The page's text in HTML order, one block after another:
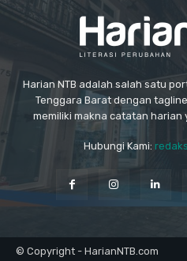
Harian NTB adalah salah satu
Tenggara Barat dengan
memiliki makna catatan harian
Hubungi Kami:
© Copyright - HarianNTB.com